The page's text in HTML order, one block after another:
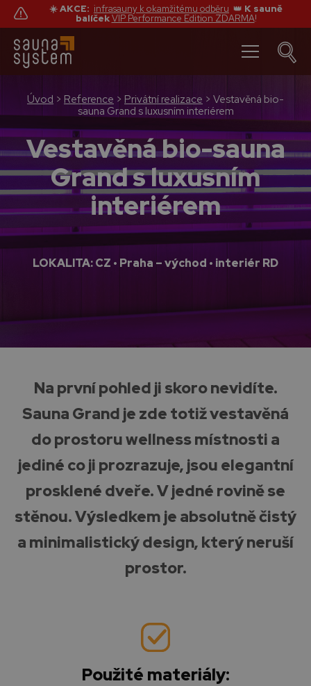
☀️ AKCE: infrasauny k okamžitému odběru 👑 K sauně
balíček VIP Performance Edition ZDARMA!
Úvod > Reference > Privátní realizace > Vestavěná bio-
sauna Grand s luxusním interiérem
Vestavěná bio-sauna
Grand s luxusním
interiérem
LOKALITA: CZ • Praha – východ • interiér RD
Na první pohled ji skoro nevidíte.
Sauna Grand je zde totiž vestavěná
do prostoru wellness místnosti a
jediné co ji prozrazuje, jsou elegantní
prosklené dveře. V jedné rovině se
stěnou. Výsledkem je absolutně čistý
a minimalistický design, který neruší
prostor.
Použité materiály: